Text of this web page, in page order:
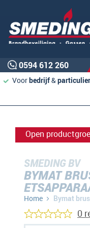
0594 612 260
Voorbedrijf&particulier
Open
SMEDING BV
BYMAT
Home Bymat
0